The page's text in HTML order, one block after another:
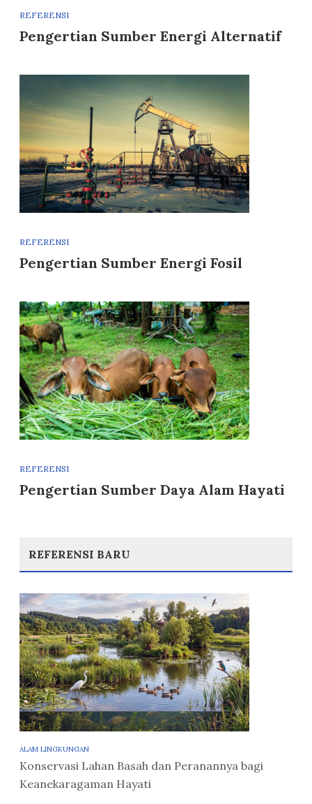
REFERENSI
Pengertian Sumber Energi Alternatif
REFERENSI
Pengertian Sumber Energi Fosil
REFERENSI
Pengertian Sumber Daya Alam Hayati
REFERENSI BARU
ALAM LINGKUNGAN
Konservasi Lahan Basah dan Peranannya bagi
Keanekaragaman Hayati